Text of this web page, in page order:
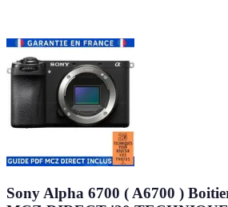
Sony Alpha 6700 ( A6700 )